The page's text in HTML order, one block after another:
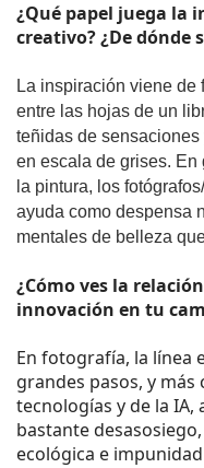
¿Qué papel juega la
creativo? ¿De dónde
La inspiración viene de
entre las hojas de un
teñidas de
en escala de grises.
la pintura, los
ayuda como despensa
mentales de belleza
¿Cómo ves la
innovación en tu
En fotografía, la línea
grandes pasos, y más
tecnologías y de la
bastante
ecológica e